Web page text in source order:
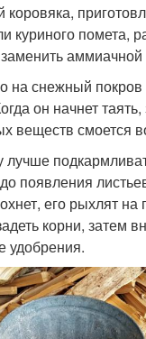
коровяка,
куриного помета,
аммиачной
на снежный
он начнет таять,
веществ смоется
появления
его рыхлят на
корни, затем
удобрения.